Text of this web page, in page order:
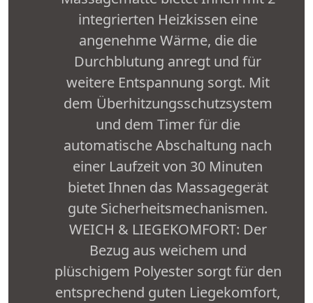
integrierten Heizkissen eine
angenehme Wärme, die die
Durchblutung anregt und für
weitere Entspannung sorgt. Mit
dem Überhitzungsschutzsystem
und dem Timer für die
automatische Abschaltung nach
einer Laufzeit von 30 Minuten
bietet Ihnen das Massagegerät
gute Sicherheitsmechanismen.
WEICH & LIEGEKOMFORT: Der
Bezug aus weichem und
plüschigem Polyester sorgt für den
entsprechend guten Liegekomfort,